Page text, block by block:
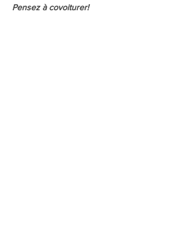
Pensez à covoiturer!